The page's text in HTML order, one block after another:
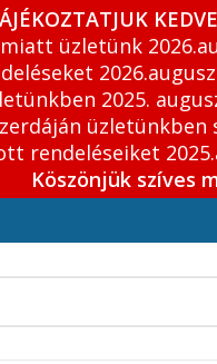
üzletünk
2025.
rendeléseiket
Köszönjük szíves